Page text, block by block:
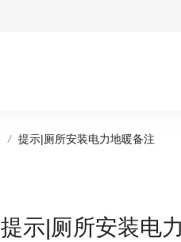
/ 提示|厕所安装电力地暖备注
提示|厕所安装电